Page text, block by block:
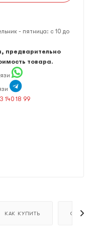
- пятница: с 10 до
предварительно
товара.
140 18 99
КАК КУПИТЬ ОПЛАТА